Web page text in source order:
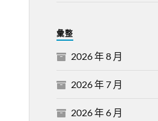
彙整
2026 年 8 月
2026 年 7 月
2026 年 6 月